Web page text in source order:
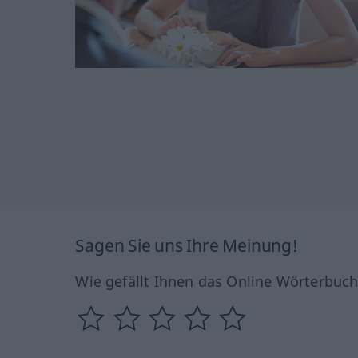
Sagen Sie uns Ihre Meinung!
Wie gefällt Ihnen das Online